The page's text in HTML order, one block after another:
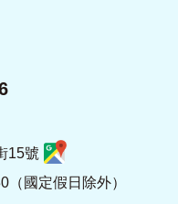
15號
國定假日除外）